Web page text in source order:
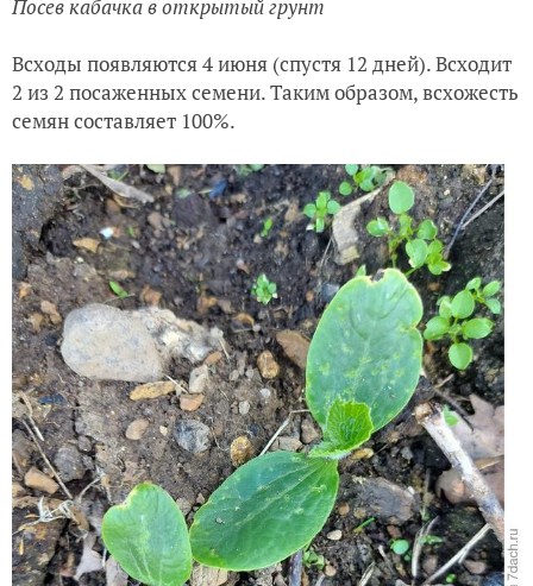
Посев кабачка в открытый грунт
Всходы появляются 4 июня (спустя 12 дней). Всходит
2 из 2 посаженных семени. Таким образом, всхожесть
семян составляет 100%.